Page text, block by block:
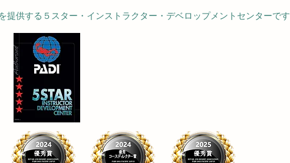
提供する５スター・インストラクター・デベロップメントセンターです